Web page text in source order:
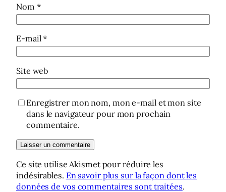
Nom *
E-mail*
Site web
Enregistrer mon nom, mon e-mail et mon site
dans le navigateur pour mon prochain
commentaire.
Ce site utilise Akismet pour réduire les
indésirables. En savoir plus sur la façon dont les
données de vos commentaires sont traitées.